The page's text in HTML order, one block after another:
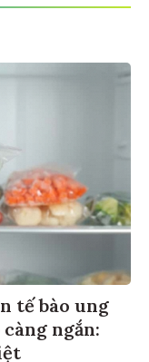
tế bào ung
ngắn: